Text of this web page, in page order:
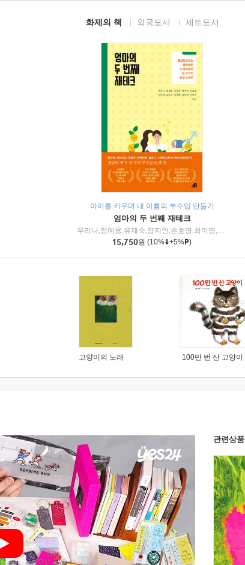
화제의 책 외국도서 세트도서
아이를 키우며 내 이름의 부수입 만들기
엄마의 두 번째 재테크
우리나,정예용,유재숙,양지인,손효영,최미영,조민주,이진현,차미숙,서미숙 저
15,750원 (10% +5% )
고양이의 노래 100만 번 산 고양이
관련상품